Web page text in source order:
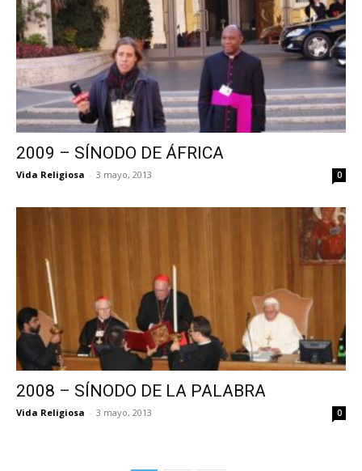
2009 – SÍNODO DE ÁFRICA
Vida Religiosa - 3 mayo, 2013 0
2008 – SÍNODO DE LA PALABRA
Vida Religiosa - 3 mayo, 2013 0